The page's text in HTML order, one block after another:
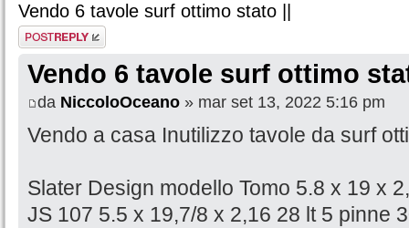
Vendo 6 tavole surf ottimo stato ||
Rispondi al
messaggio
Vendo 6 tavole surf ottimo
da NiccoloOceano » mar set 13, 2022 5:16 pm
Vendo a casa Inutilizzo tavole da surf
Slater Design modello Tomo 5.8 x 19 x
JS 107 5.5 x 19,7/8 x 2,16 28 lt 5 pinne